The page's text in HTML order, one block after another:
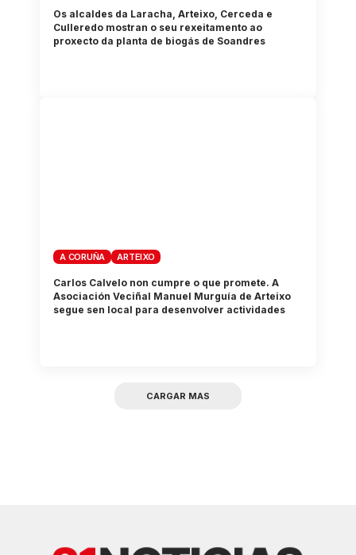
Os alcaldes da Laracha, Arteixo, Cerceda e
Culleredo mostran o seu rexeitamento ao
proxecto da planta de biogás de Soandres
A CORUÑA ARTEIXO
Carlos Calvelo non cumpre o que promete. A
Asociación Veciñal Manuel Murguía de Arteixo
segue sen local para desenvolver actividades
CARGAR MAS